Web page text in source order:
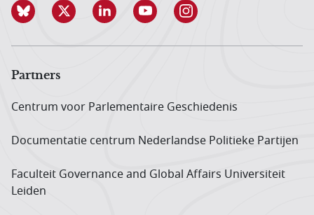
Partners
Centrum voor Parlementaire Geschiedenis
Documentatie centrum Neder­landse Politieke Partijen
Faculteit Governance and Global Affairs Universiteit
Leiden